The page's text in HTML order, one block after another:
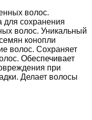
волос.
сохранения
волос. Уникальный
конопли
волос. Сохраняет
Обеспечивает
при
Делает волосы